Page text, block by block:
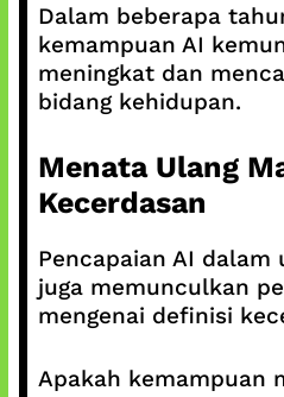
Dalam beberapa
kemampuan AI
meningkat dan
bidang kehidupan.
Menata Ulang
Kecerdasan
Pencapaian AI dalam
juga memunculkan
mengenai definisi
Apakah kemampuan